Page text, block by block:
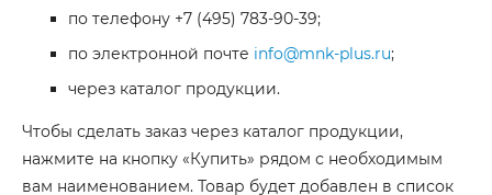
по телефону +7 (495) 783-90-39;
по электронной почте info@mnk-plus.ru;
через каталог продукции.
Чтобы сделать заказ через каталог продукции,
нажмите на кнопку «Купить» рядом с необходимым
вам наименованием. Товар будет добавлен в список